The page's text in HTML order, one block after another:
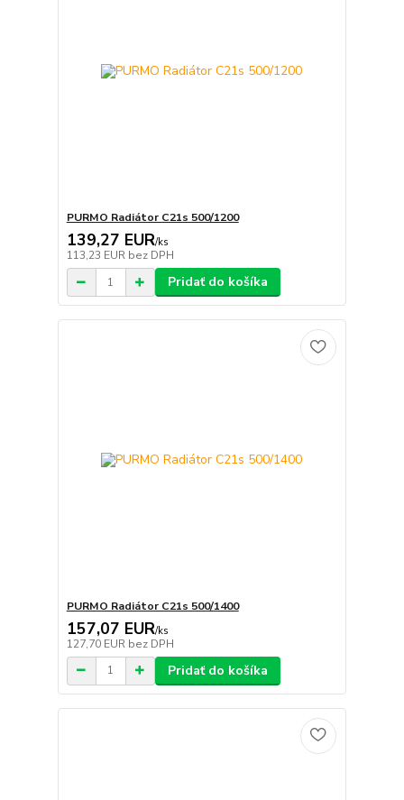
PURMO Radiátor C21s 500/1200
139,27 EUR/ks
113,23 EUR bez DPH
Pridať do košíka
PURMO Radiátor C21s 500/1400
157,07 EUR/ks
127,70 EUR bez DPH
Pridať do košíka